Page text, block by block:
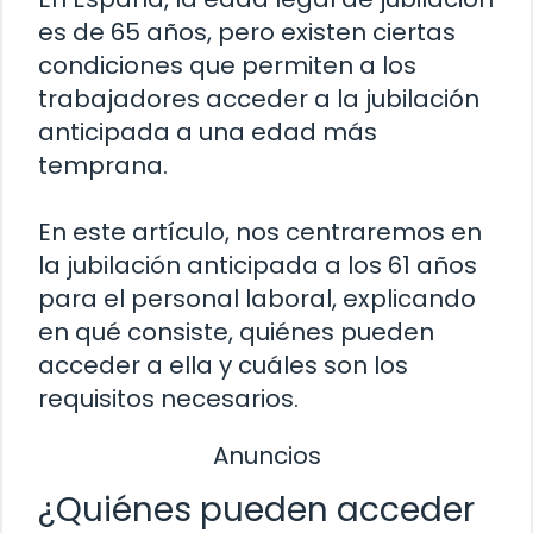
es de 65 años, pero existen ciertas
condiciones que permiten a los
trabajadores acceder a la jubilación
anticipada a una edad más
temprana.
En este artículo, nos centraremos en
la jubilación anticipada a los 61 años
para el personal laboral, explicando
en qué consiste, quiénes pueden
acceder a ella y cuáles son los
requisitos necesarios.
Anuncios
¿Quiénes pueden acceder